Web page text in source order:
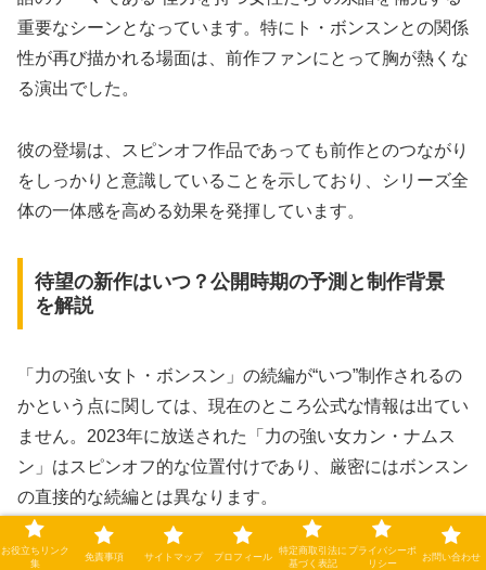
重要なシーンとなっています。特にト・ボンスンとの関係
性が再び描かれる場面は、前作ファンにとって胸が熱くな
る演出でした。
彼の登場は、スピンオフ作品であっても前作とのつながり
をしっかりと意識していることを示しており、シリーズ全
体の一体感を高める効果を発揮しています。
待望の新作はいつ？公開時期の予測と制作背景
を解説
「力の強い女ト・ボンスン」の続編が“いつ”制作されるの
かという点に関しては、現在のところ公式な情報は出てい
ません。2023年に放送された「力の強い女カン・ナムス
ン」はスピンオフ的な位置付けであり、厳密にはボンスン
の直接的な続編とは異なります。
ただし、視聴者の間では「ボンスンとミンヒョクのその後
お役立ちリンク
集
免責事項 サイトマップ プロフィール
特定商取引法に
基づく表記
プライバシーポ
リシー
お問い合わせ